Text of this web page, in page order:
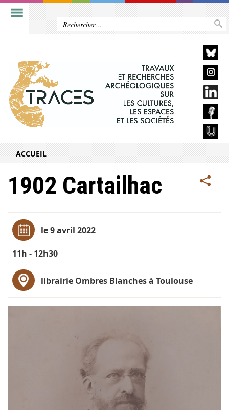
ACCUEIL
1902 Cartailhac
le 9 avril 2022
11h - 12h30
librairie Ombres Blanches à Toulouse